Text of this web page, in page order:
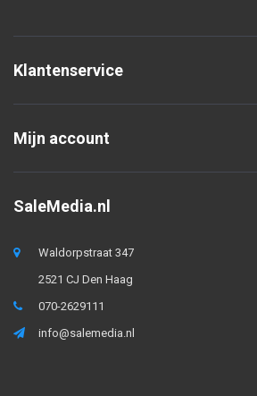
Klantenservice
Mijn account
SaleMedia.nl
Waldorpstraat 347
2521 CJ Den Haag
070-2629111
info@salemedia.nl